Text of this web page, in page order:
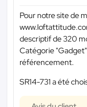
Pour notre site de
descriptif de 320
Catégorie
référencement.
SR14-731 a été